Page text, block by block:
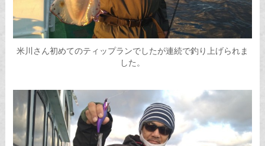
米川さん初めてのティップランでしたが連続で釣り上げられま
した。